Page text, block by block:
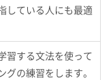
している人にも最適
習する文法を使って
の練習をします。